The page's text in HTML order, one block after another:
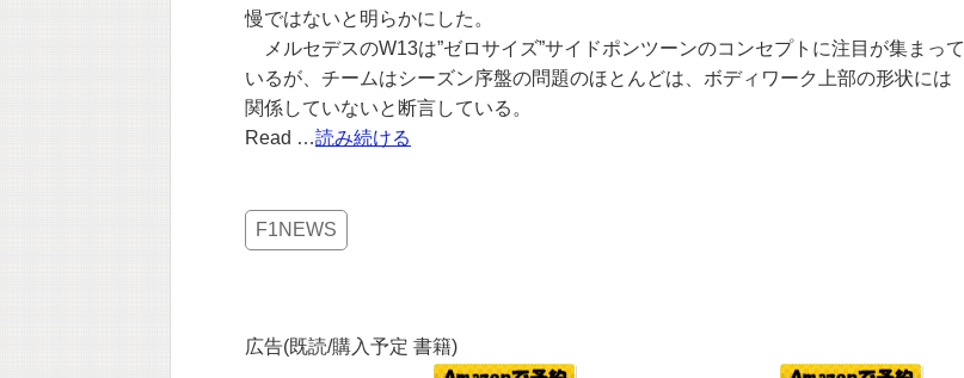
慢ではないと明らかにした。
メルセデスのW13は”ゼロサイズ”サイドポンツーンのコンセプトに注目が集まって
いるが、チームはシーズン序盤の問題のほとんどは、ボディワーク上部の形状には
関係していないと断言している。
Read …読み続ける
F1NEWS
広告(既読/購入予定 書籍)